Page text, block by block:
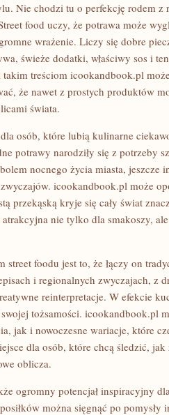
Nie chodzi tu o perfekcję rodem z
food uczy, że potrawa może
wrażenie. Liczy się dobre
świeże dodatki, właściwy sos i
treściom icookandbook.pl
że nawet z prostych produktów
świata.
osób, które lubią kulinarne
potrawy narodziły się z potrzeby
nocnego życia miasta, jeszcze
icookandbook.pl może
przekąską kryje się cały świat
nie tylko dla smakoszy,
foodu jest to, że łączy on
i regionalnych zwyczajach, z
reinterpretacje. W efekcie
tożsamości. icookandbook.pl
jak i nowoczesne wariacje, które
dla osób, które chcą śledzić,
oblicza.
ogromny potencjał inspiracyjny
można sięgnąć po pomysły